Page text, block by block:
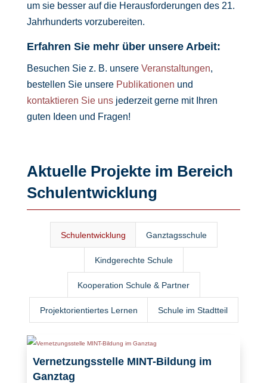
um sie besser auf die Herausforderungen des 21.
Jahrhunderts vorzubereiten.
Erfahren Sie mehr über unsere Arbeit:
Besuchen Sie z. B. unsere Veranstaltungen,
bestellen Sie unsere Publikationen und
kontaktieren Sie unsjederzeit gerne mit Ihren
guten Ideen und Fragen!
Aktuelle Projekte im Bereich
Schulentwicklung
Schulentwicklung Ganztagsschule
Kindgerechte Schule
Kooperation Schule & Partner
Projektorientiertes Lernen Schule im Stadtteil
Vernetzungsstelle MINT-Bildung im
Ganztag